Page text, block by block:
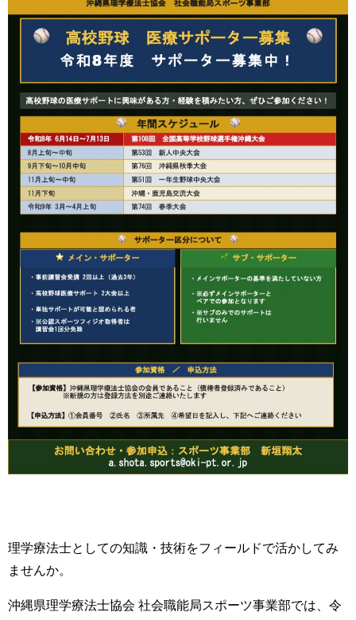
理学療法士としての知識・技術をフィールドで活かしてみ
ませんか。
沖縄県理学療法士協会 社会職能局スポーツ事業部では、令